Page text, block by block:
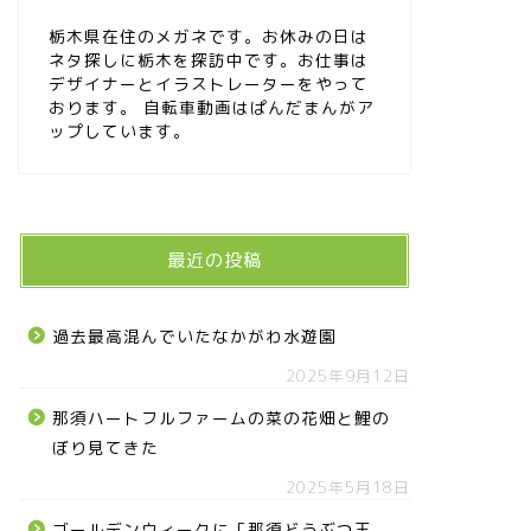
栃木県在住のメガネです。お休みの日は
ネタ探しに栃木を探訪中です。お仕事は
デザイナーとイラストレーターをやって
おります。 自転車動画はぱんだまんがア
ップしています。
最近の投稿
過去最高混んでいたなかがわ水遊園
2025年9月12日
那須ハートフルファームの菜の花畑と鯉の
ぼり見てきた
2025年5月18日